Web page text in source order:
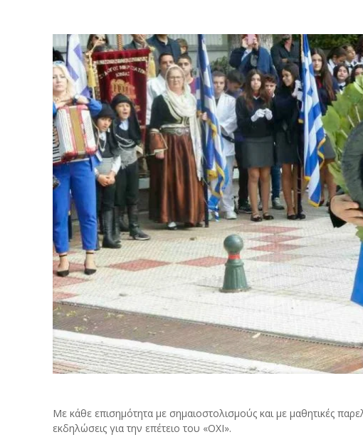
Με κάθε επισημότητα με σημαιοστολισμούς και με μαθητικές
εκδηλώσεις για την επέτειο του «ΟΧΙ».